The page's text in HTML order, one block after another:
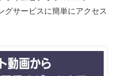
グサービスに簡単にアクセス